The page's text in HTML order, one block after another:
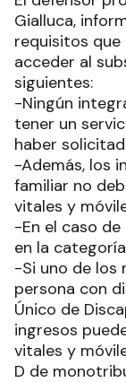
Gialluca,
requisitos que
acceder al
siguientes:
-Ningún
tener un
haber
-Además, los
familiar no
vitales y
-En el caso
en la
-Si uno de los
persona con
Único de
ingresos
vitales y
D de